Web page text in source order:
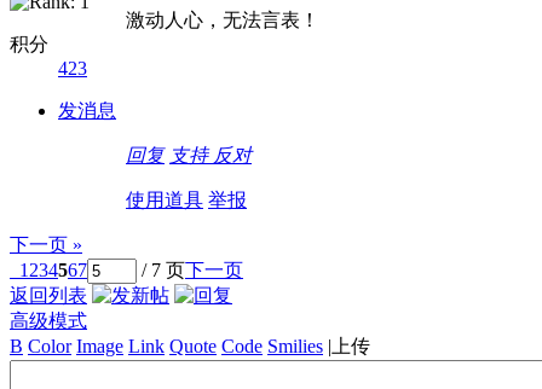
积分
423
发消息
激动人心，无法言表！
回复 支持 反对
使用道具 举报
下一页 »
1 234567 / 7 页下一页
返回列表
高级模式
B Color Image Link Quote Code Smilies | 上传